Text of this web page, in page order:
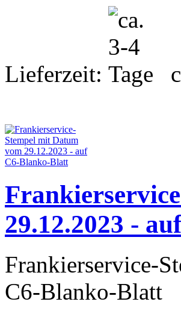
Lieferzeit:
29.12.2023 -
Frankierservice-
C6-Blanko-Blatt